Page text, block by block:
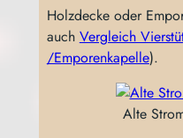
Holz­de­cke oder
auch Ver­gleich
/Emporenkapelle).
Alte